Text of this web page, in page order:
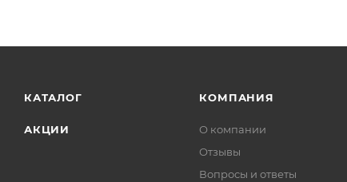
КАТАЛОГ
АКЦИИ
КОМПАНИЯ
О компании
Отзывы
Вопросы и ответы